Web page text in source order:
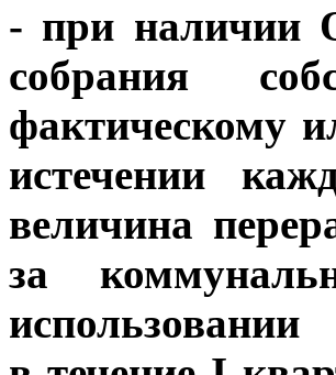
- при наличии
собрания
фактическому
истечении
величина
за